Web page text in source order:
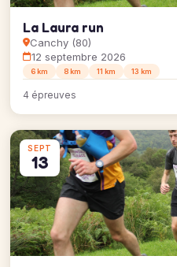
La Laura run
Canchy (80)
12 septembre 2026
6 km 8 km 11 km 13 km
4 épreuves
SEPT
13